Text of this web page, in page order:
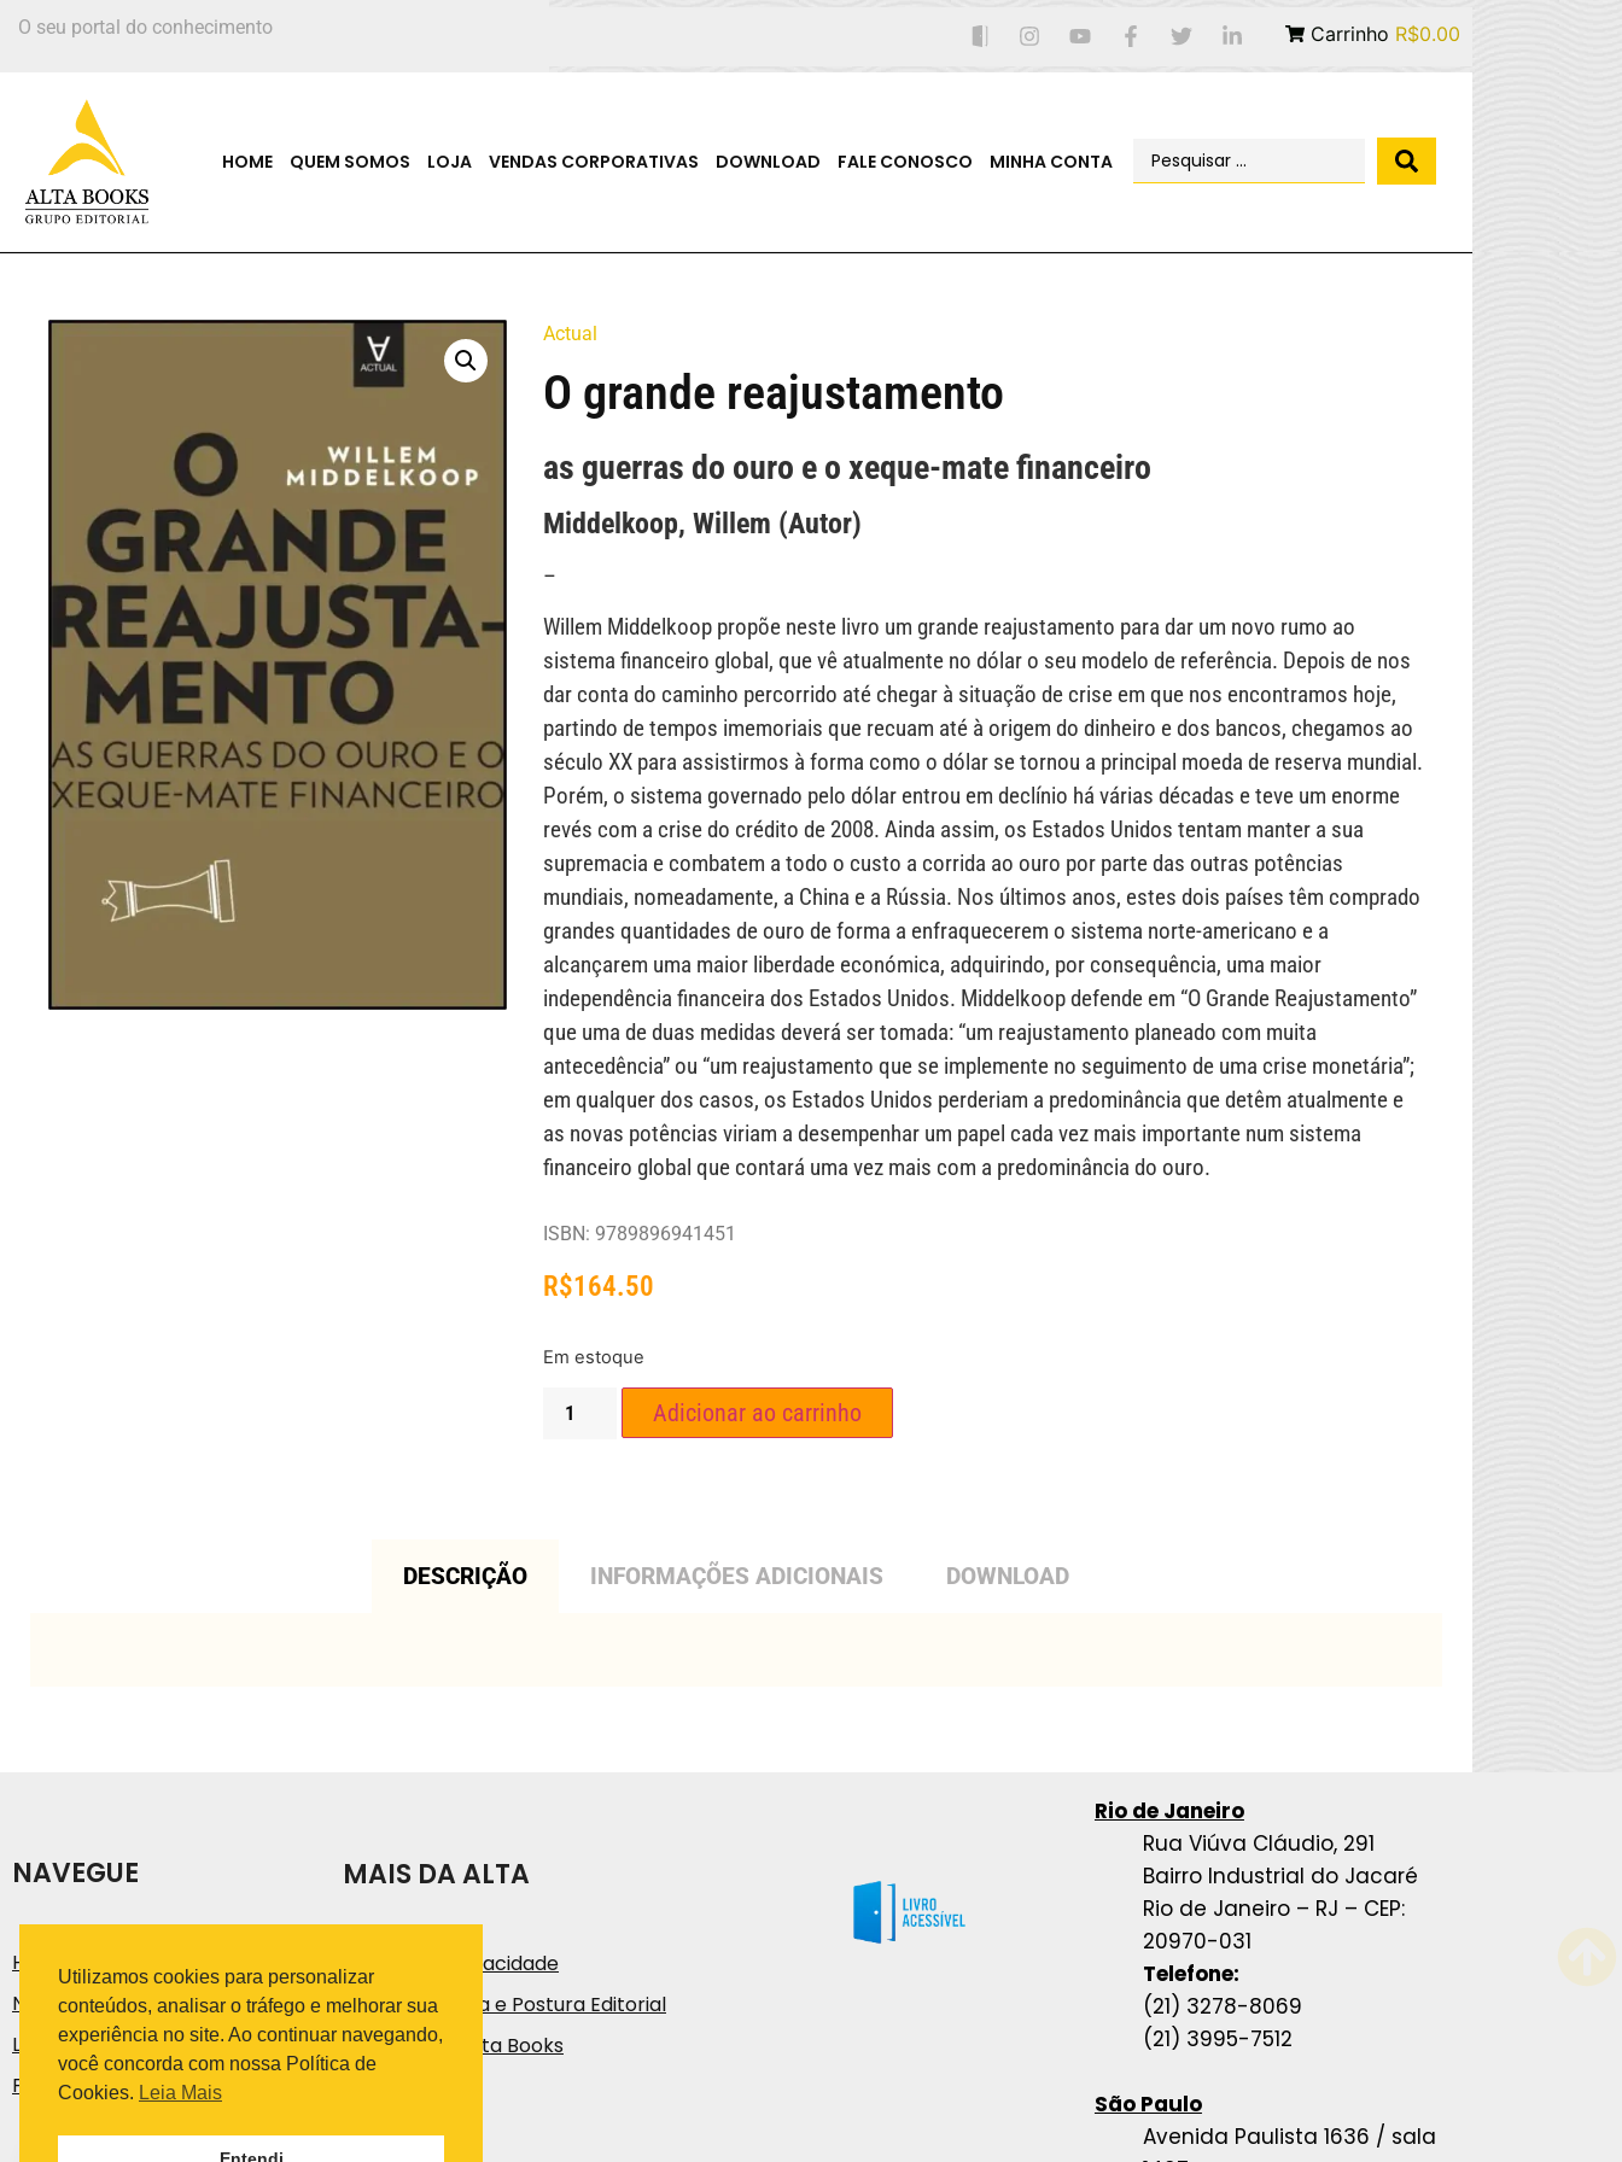
O seu portal do conhecimento Carrinho R$0.00
HOME QUEM SOMOS LOJA VENDAS CORPORATIVAS DOWNLOAD FALE CONOSCO MINHA CONTA
Actual
O grande reajustamento
as guerras do ouro e o xeque-mate financeiro
Middelkoop, Willem (Autor)
–
Willem Middelkoop propõe neste livro um grande reajustamento para dar um novo rumo ao
sistema financeiro global, que vê atualmente no dólar o seu modelo de referência. Depois de nos
dar conta do caminho percorrido até chegar à situação de crise em que nos encontramos hoje,
partindo de tempos imemoriais que recuam até à origem do dinheiro e dos bancos, chegamos ao
século XX para assistirmos à forma como o dólar se tornou a principal moeda de reserva mundial.
Porém, o sistema governado pelo dólar entrou em declínio há várias décadas e teve um enorme
revés com a crise do crédito de 2008. Ainda assim, os Estados Unidos tentam manter a sua
supremacia e combatem a todo o custo a corrida ao ouro por parte das outras potências
mundiais, nomeadamente, a China e a Rússia. Nos últimos anos, estes dois países têm comprado
grandes quantidades de ouro de forma a enfraquecerem o sistema norte-americano e a
alcançarem uma maior liberdade económica, adquirindo, por consequência, uma maior
independência financeira dos Estados Unidos. Middelkoop defende em “O Grande Reajustamento”
que uma de duas medidas deverá ser tomada: “um reajustamento planeado com muita
antecedência” ou “um reajustamento que se implemente no seguimento de uma crise monetária”;
em qualquer dos casos, os Estados Unidos perderiam a predominância que detêm atualmente e
as novas potências viriam a desempenhar um papel cada vez mais importante num sistema
financeiro global que contará uma vez mais com a predominância do ouro.
ISBN: 9789896941451
R$164.50
Em estoque
Adicionar ao carrinho
DESCRIÇÃO INFORMAÇÕES ADICIONAIS DOWNLOAD
NAVEGUE
História
Notícias e Artigos
Loja
Fale Conosco
MAIS DA ALTA
Política de Privacidade
Código de Ética e Postura Editorial
Trabalhe na Alta Books
Rio de Janeiro
Rua Viúva Cláudio, 291
Bairro Industrial do Jacaré
Rio de Janeiro – RJ – CEP:
20970-031
Telefone:
(21) 3278-8069
(21) 3995-7512
São Paulo
Avenida Paulista 1636 / sala
Utilizamos cookies para personalizar
conteúdos, analisar o tráfego e melhorar sua
experiência no site. Ao continuar navegando,
você concorda com nossa Política de
Cookies. Leia Mais